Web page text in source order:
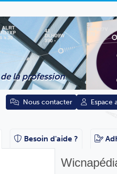
la profession
Nous contacter Espace
Besoin d'aide ?